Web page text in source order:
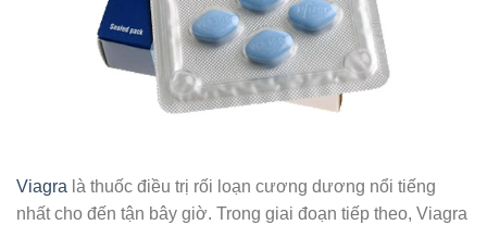
Viagra là thuốc điều trị rối loạn cương dương nổi tiếng
nhất cho đến tận bây giờ. Trong giai đoạn tiếp theo, Viagra